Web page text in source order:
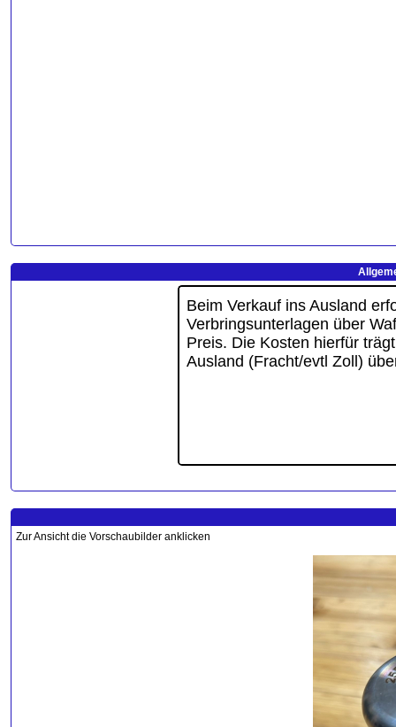
Zur Ansicht die Vorschaubilder anklicken